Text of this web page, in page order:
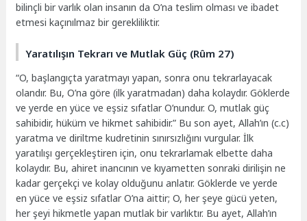
bilinçli bir varlık olan insanın da O’na teslim olması ve ibadet
etmesi kaçınılmaz bir gerekliliktir.
Yaratılışın Tekrarı ve Mutlak Güç (Rûm 27)
“O, başlangıçta yaratmayı yapan, sonra onu tekrarlayacak
olandır. Bu, O’na göre (ilk yaratmadan) daha kolaydır. Göklerde
ve yerde en yüce ve eşsiz sıfatlar O’nundur. O, mutlak güç
sahibidir, hüküm ve hikmet sahibidir.” Bu son ayet, Allah’ın (c.c)
yaratma ve diriltme kudretinin sınırsızlığını vurgular. İlk
yaratılışı gerçekleştiren için, onu tekrarlamak elbette daha
kolaydır. Bu, ahiret inancının ve kıyametten sonraki dirilişin ne
kadar gerçekçi ve kolay olduğunu anlatır. Göklerde ve yerde
en yüce ve eşsiz sıfatlar O’na aittir; O, her şeye gücü yeten,
her şeyi hikmetle yapan mutlak bir varlıktır. Bu ayet, Allah’ın